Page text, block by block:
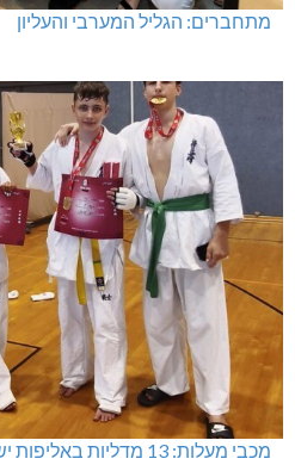
מתחברים: הגליל המערבי והעליון
מכבי מעלות: 13 מדליות באליפות ישראל